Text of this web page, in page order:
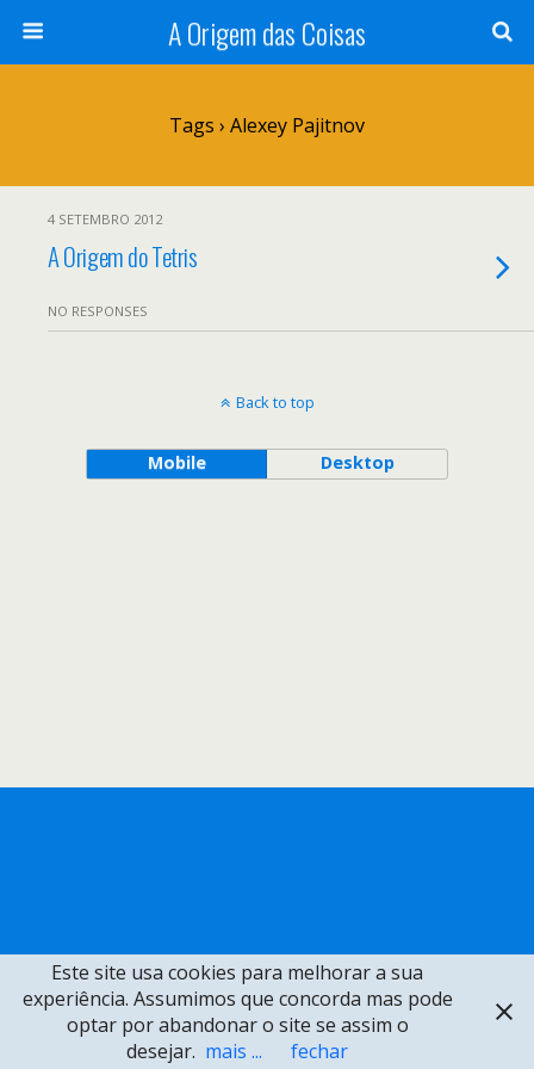
A Origem das Coisas
Tags › Alexey Pajitnov
4 SETEMBRO 2012
A Origem do Tetris
NO RESPONSES
Back to top
Mobile Desktop
Este site usa cookies para melhorar a sua
experiência. Assumimos que concorda mas pode
optar por abandonar o site se assim o
desejar. mais ... fechar